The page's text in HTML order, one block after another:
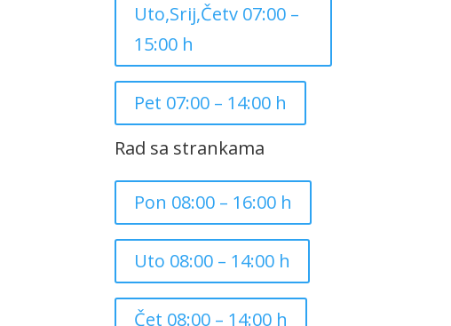
Uto,Srij,Četv 07:00 –
15:00 h
Pet 07:00 – 14:00 h
Rad sa strankama
Pon 08:00 – 16:00 h
Uto 08:00 – 14:00 h
Čet 08:00 – 14:00 h